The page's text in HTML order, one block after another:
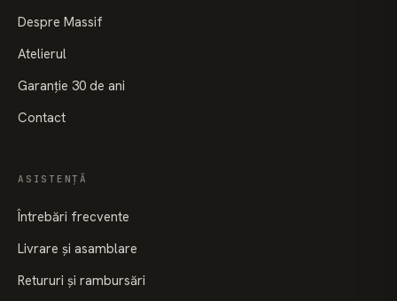
Despre Massif
Atelierul
Garanție 30 de ani
Contact
ASISTENȚĂ
Întrebări frecvente
Livrare și asamblare
Retururi și rambursări